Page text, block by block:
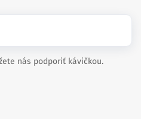
nás podporiť kávičkou.